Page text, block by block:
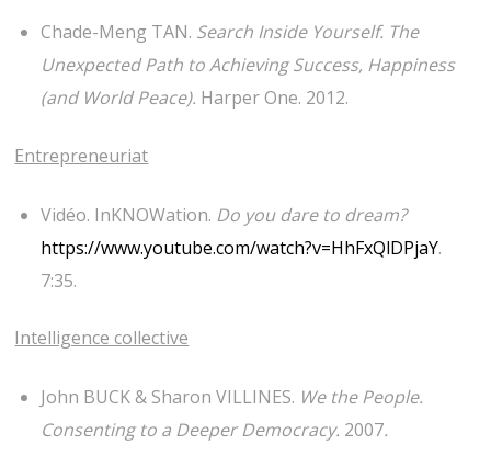
Chade-Meng TAN. Search Inside Yourself. The
Unexpected Path to Achieving Success, Happiness
(and World Peace). Harper One. 2012.
Entrepreneuriat
Vidéo. InKNOWation. Do you dare to dream?
https://www.youtube.com/watch?v=HhFxQlDPjaY.
7:35.
Intelligence collective
John BUCK & Sharon VILLINES. We the People.
Consenting to a Deeper Democracy. 2007.